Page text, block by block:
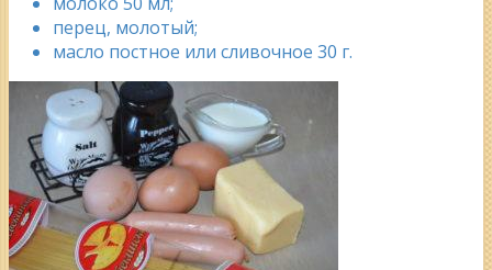
перец, молотый;
масло постное или сливочное 30 г.